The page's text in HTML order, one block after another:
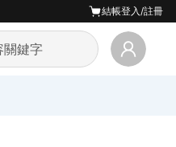
結帳登入/註冊